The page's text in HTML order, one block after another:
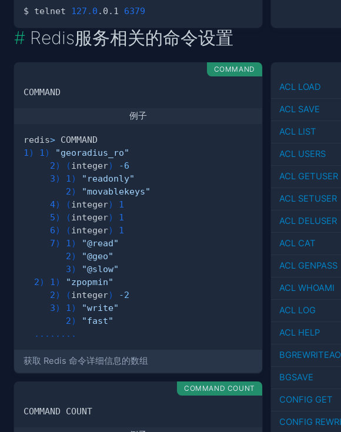
$ telnet 127.0 .0.1 6379
Redis服务相关的命令设置
COMMAND
例子
redis>
1 ) 1 )
"georadius_ro"
2) ( integer)
-6
3) 1 )
"readonly"
2)
"movablekeys"
4) ( integer)
1
5) ( integer)
1
6) ( integer)
1
7) 1 )
"@read"
2)
"@geo"
3)
"@slow"
2) 1 )
"zpopmin"
2) ( integer)
-2
3) 1 )
"write"
2)
"fast"
.. .. .. ..
获取 Redis 命令详细信息的数组
ACL LOAD
ACL SAVE
ACL LIST
ACL USERS
ACL GETUSER
ACL SETUSER
ACL DELUSER
ACL CAT
ACL GENPASS
ACL WHOAMI
ACL LOG
ACL HELP
BGSAVE
CONFIG GET
CONFIG
COMMAND COUNT